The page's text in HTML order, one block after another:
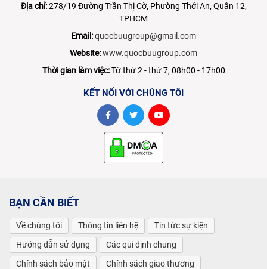
Địa chỉ:278/19 Đường Trần Thị Cờ, Phường Thới An, Quận 12,
TPHCM
Email:quocbuugroup@gmail.com
Website:www.quocbuugroup.com
Thời gian làm việc:Từ thứ 2 - thứ 7, 08h00 - 17h00
KẾT NỐI VỚI CHÚNG TÔI
BẠN CẦN BIẾT
Về chúng tôi Thông tin liên hệ
Tin tức sự kiện
Hướng dẫn sử dụng
Các qui định chung
Chính sách bảo mật
Chính sách giao thương